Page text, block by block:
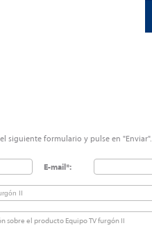
siguiente formulario y pulse en "Enviar".
E-mail*: